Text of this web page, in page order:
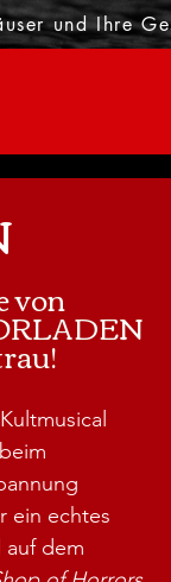
und Ihre
von
beim
ein echtes
dem